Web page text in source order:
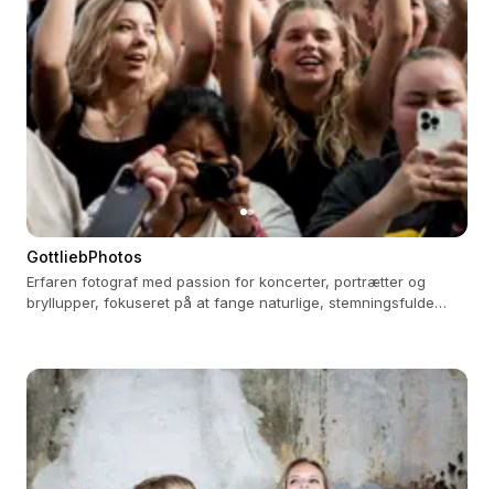
GottliebPhotos
Erfaren fotograf med passion for koncerter, portrætter og
bryllupper, fokuseret på at fange naturlige, stemningsfulde